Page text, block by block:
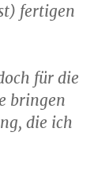
fertigen
für die
bringen
die ich